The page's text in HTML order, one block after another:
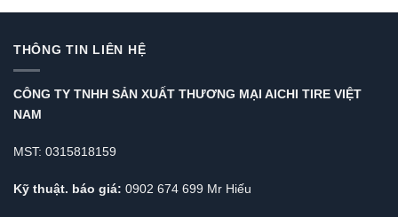
THÔNG TIN LIÊN HỆ
CÔNG TY TNHH SẢN XUẤT THƯƠNG MẠI AICHI TIRE VIỆT
NAM
MST: 0315818159
Kỹ thuật. báo giá: 0902 674 699 Mr Hiếu